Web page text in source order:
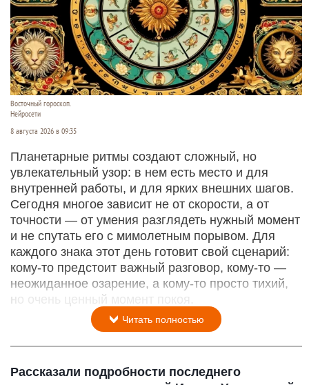
Восточный гороскоп.
Нейросети
8 августа 2026 в 09:35
Планетарные ритмы создают сложный, но
увлекательный узор: в нем есть место и для
внутренней работы, и для ярких внешних шагов.
Сегодня многое зависит не от скорости, а от
точности — от умения разглядеть нужный момент
и не спутать его с мимолетным порывом. Для
каждого знака этот день готовит свой сценарий:
кому‑то предстоит важный разговор, кому‑то —
неожиданное озарение, а кому‑то просто тихий,
но очень ценный момент покоя.
Читать полностью
Рассказали подробности последнего